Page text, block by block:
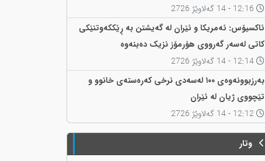
ئاکسیۆس: ئەمریکا و ئێران لە گەیشتن بە ڕێککەوتنێکی
کاتی لەسەر گەرووی هۆرمۆز نزیک دەبنەوە
بەرزبوونەوەی ١٠٠ لەسەدی نرخی کەرەستەی خانوو و
تێچووی ژیان لە ئێران
وتار